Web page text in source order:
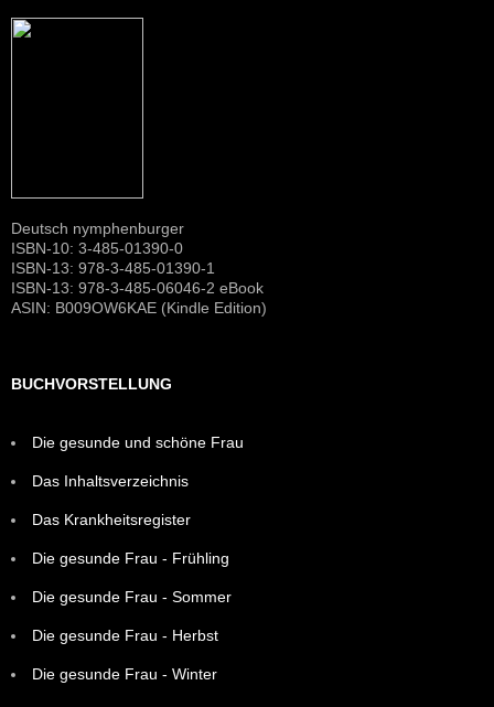
Deutsch nymphenburger
ISBN-10: 3-485-01390-0
ISBN-13: 978-3-485-01390-1
ISBN-13: 978-3-485-06046-2 eBook
ASIN: B009OW6KAE (Kindle Edition)
BUCHVORSTELLUNG
Die gesunde und schöne Frau
Das Inhaltsverzeichnis
Das Krankheitsregister
Die gesunde Frau - Frühling
Die gesunde Frau - Sommer
Die gesunde Frau - Herbst
Die gesunde Frau - Winter